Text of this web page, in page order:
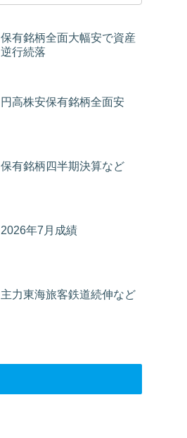
保有銘柄全面大幅安で資産
逆行続落
円高株安保有銘柄全面安
保有銘柄四半期決算など
2026年7月成績
主力東海旅客鉄道続伸など